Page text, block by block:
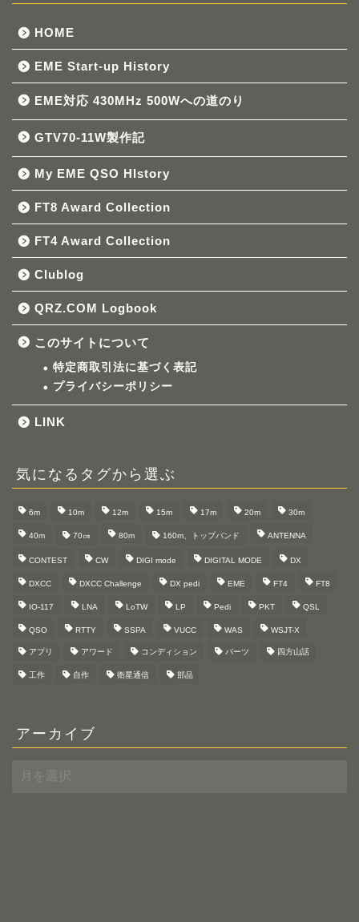
HOME
EME Start-up History
EME対応 430MHz 500Wへの道のり
GTV70-11W製作記
My EME QSO HIstory
FT8 Award Collection
FT4 Award Collection
Clublog
QRZ.COM Logbook
このサイトについて
特定商取引法に基づく表記
プライバシーポリシー
LINK
気になるタグから選ぶ
6m 10m 12m 15m 17m 20m 30m
40m 70㎝ 80m 160m、トップバンド ANTENNA
CONTEST CW DIGI mode DIGITAL MODE DX
DXCC DXCC Challenge DX pedi EME FT4 FT8
IO-117 LNA LoTW LP Pedi PKT QSL
QSO RTTY SSPA VUCC WAS WSJT-X
アプリ アワード コンディション パーツ 四方山話
工作 自作 衛星通信 部品
アーカイブ
ー